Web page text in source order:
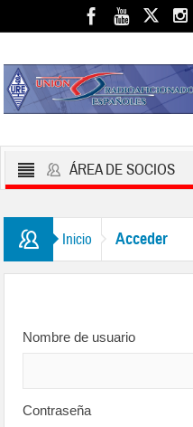
ÁREA DE SOCIOS
Inicio Acceder
Nombre de usuario
Contraseña